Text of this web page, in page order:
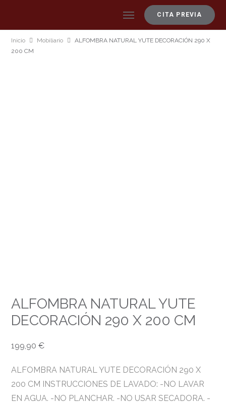
CITA PREVIA
Inicio Mobiliario
ALFOMBRA NATURAL YUTE DECORACIÓN 290 X
200 CM
ALFOMBRA NATURAL YUTE
DECORACIÓN 290 X 200 CM
199,90€
ALFOMBRA NATURAL YUTE DECORACIÓN 290 X
200 CM INSTRUCCIONES DE LAVADO: -NO LAVAR
EN AGUA. -NO PLANCHAR. -NO USAR SECADORA. -